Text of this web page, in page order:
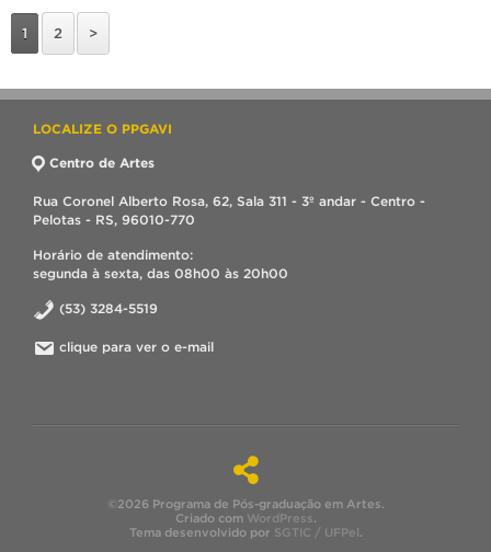
1 2 >
LOCALIZE O PPGAVI
Centro de Artes
Rua Coronel Alberto Rosa, 62, Sala 311 - 3º andar - Centro -
Pelotas - RS, 96010-770
Horário de atendimento:
segunda à sexta, das 08h00 às 20h00
(53) 3284-5519
clique para ver o e-mail
©2026 Programa de Pós-graduação em Artes.
Criado com WordPress.
Tema desenvolvido por SGTIC / UFPel.